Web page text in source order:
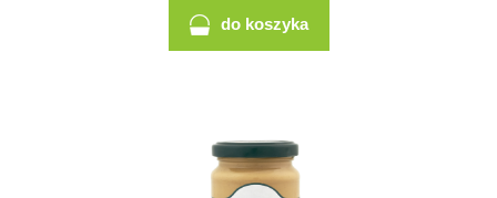
do koszyka